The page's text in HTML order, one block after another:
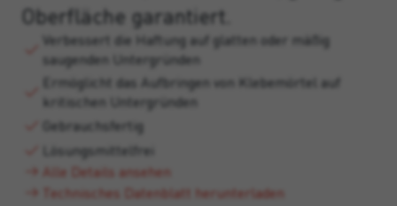
Oberfläche garantiert.
Verbessert die Haftung auf glatten oder mäßig
saugenden Untergründen
Ermöglicht das Aufbringen von Klebemörtel auf
kritischen Untergründen
Gebrauchsfertig
Lösungsmittelfrei
Alle Details ansehen
Technisches Datenblatt herunterladen